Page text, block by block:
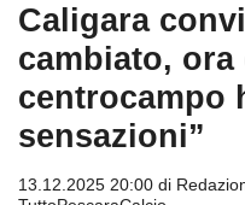
Caligara
cambiato,
centrocampo
sensazioni”
13.12.2025 20:00 di